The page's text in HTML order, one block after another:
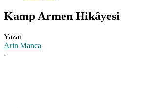
Kamp Armen Hikâyesi
Yazar
Arin Manca
-